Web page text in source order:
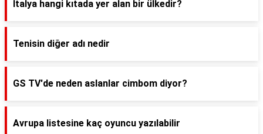
İtalya hangi kıtada yer alan bir ülkedir?
Tenisin diğer adı nedir
GS TV'de neden aslanlar cimbom diyor?
Avrupa listesine kaç oyuncu yazılabilir